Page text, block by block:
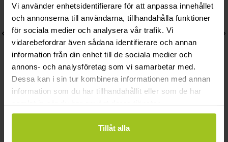
Vi använder enhetsidentifierare för att anpassa innehållet
och annonserna till användarna, tillhandahålla funktioner
för sociala medier och analysera vår trafik. Vi
vidarebefordrar även sådana identifierare och annan
information från din enhet till de sociala medier och
annons- och analysföretag som vi samarbetar med.
Dessa kan i sin tur kombinera informationen med annan
information som du har tillhandahållit eller som de har
Tillåt alla
Halsband rosa sten
Pris
999 kr